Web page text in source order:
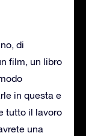
di
film, un libro
in questa e
tutto il lavoro
una